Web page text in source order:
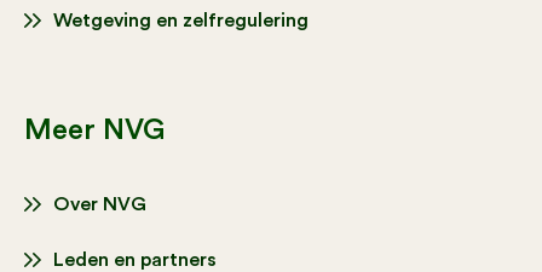
Wetgeving en zelfregulering
Meer NVG
Over NVG
Leden en partners